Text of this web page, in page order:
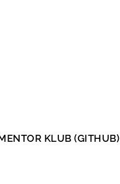
KLUB (GITHUB)